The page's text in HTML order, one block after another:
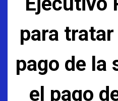
para
pago de la
el pago